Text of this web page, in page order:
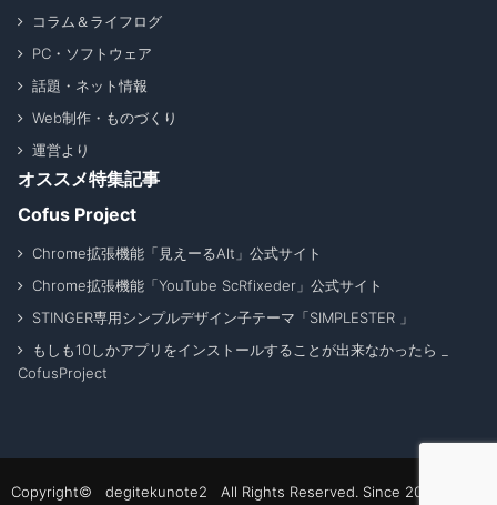
コラム＆ライフログ
PC・ソフトウェア
話題・ネット情報
Web制作・ものづくり
運営より
オススメ特集記事
Cofus Project
Chrome拡張機能「見えーるAlt」公式サイト
Chrome拡張機能「YouTube ScRfixeder」公式サイト
STINGER専用シンプルデザイン子テーマ「SIMPLESTER 」
もしも10しかアプリをインストールすることが出来なかったら _
CofusProject
Copyright© degitekunote2 All Rights Reserved. Since 2011 - 2026